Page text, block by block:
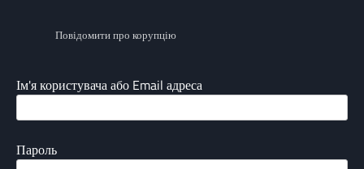
Повідомити про корупцію
Ім'я користувача або Email адреса
Пароль